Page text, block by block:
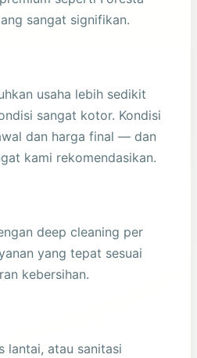
sangat signifikan.
usaha lebih sedikit
sangat kotor. Kondisi
dan harga final — dan
kami rekomendasikan.
deep cleaning per
yang tepat sesuai
kebersihan.
lantai, atau sanitasi